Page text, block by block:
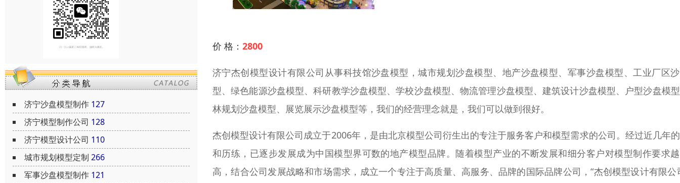
济宁沙盘模型制作 127
济宁模型制作公司 128
济宁模型设计公司 110
城市规划模型定制 266
军事沙盘模型制作 121
价 格： 2800
济宁杰创模型设计有限公司从事科技馆沙盘模型，城市规划沙盘模型、地产沙盘模型、军事沙盘模型、工业厂区
型、绿色能源沙盘模型、科研教学沙盘模型、学校沙盘模型、物流管理沙盘模型、建筑设计沙盘模型、户型沙盘模
林规划沙盘模型、展览展示沙盘模型等，我们的经营理念就是，我们可以做到很好。
杰创模型设计有限公司成立于2006年，是由北京模型公司衍生出的专注于服务客户和模型需求的公司。经过近几年
和历练，已逐步发展成为中国模型界可数的地产模型品牌。随着模型产业的不断发展和细分客户对模型制作要求
高，结合公司发展战略和市场需求，成立一个专注于高质量、高服务、品牌的国际品牌公司，“杰创模型设计有限公